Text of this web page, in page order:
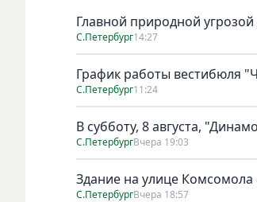
Главной природной
С.Петербург14:27
График работы вестибюля
С.Петербург11:24
В субботу, 8 августа,
С.ПетербургВчера 19:03
Здание на улице
С.ПетербургВчера 18:57